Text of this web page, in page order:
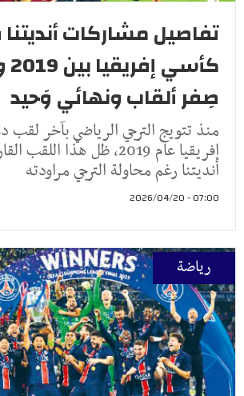
تفاصيل مشاركات
صِفر ألقاب ونهائي وَحيد
منذ تتويج الترجي الرياضي بآخر لقب
إفريقيا عام 2019، ظل هذا
أنديتنا رغم محاولة الترجي مراودته
07:00 - 2026/04/20
رياضة